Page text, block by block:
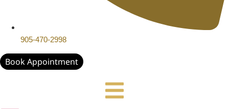
905-470-2998
Book Appointment